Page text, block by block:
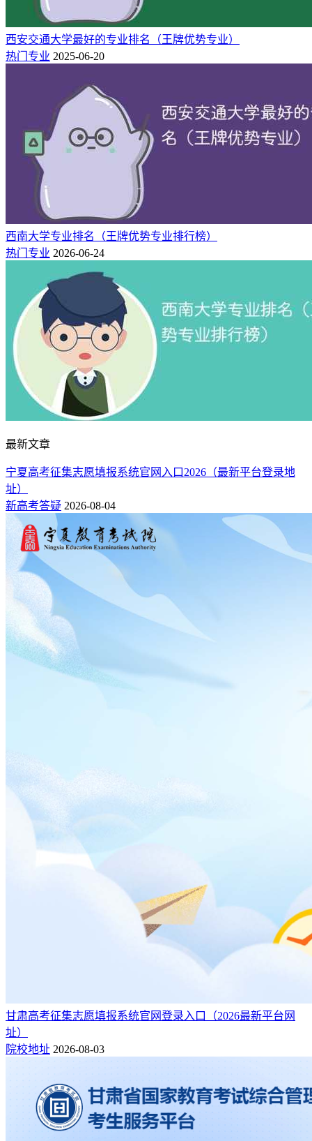
样冒起来了，宠物医生、宠物医院、宠物美容等，据不完全统
计，宠物工作人员月薪在万元左右。
宠物经济呈现爆棚式增长，由此也带动了“动物医学”专业。
据阳光高考信息平台数据显示，动物医学专业的毕业生规模在
7000-8000人，本科就业率85%-90%。
动物医学专业是以生物学为基础，它的基本任务是有效地防治
禽兽、伴侣动物、医学实验动物及其它观赏动物疾病。它是生
物医学及社会预防医学的重要组成部分。
动物医学专业不是医学类专业，一般医学专业都得是研究生之
类的专业，但是宠物医学是不需要研究生的学历，所以这个专
业虽然选择的人比较少，但是对于当前的就业还是比较不错
的。
薪资待遇方面，不管是进宠物医院工作，还是自己开诊所，收
入各方面都不低。
6、听力与言语康复学专业
听力与语言康复学是二战后发展快速的一门学科，主要研究听
2001年，浙江中医药大学首次招生听力学专业学生30人，如
今，听力学专业及相关专业一直是社会的稀缺性人才。
就业单位主要针对各级各类医疗康复机构、特殊教育学校等。
就业方向：本专业学生毕业后可到综合医院康复医学科、康复
中心（康复医院）从事康复治疗师技术工作，也可到疗养院、
西安交通大学最好的专业排名（王牌优势专业）
热门专业 2025-06-20
西南大学专业排名（王牌优势专业排行榜）
热门专业 2026-06-24
最新文章
宁夏高考征集志愿填报系统官网入口2026（最新平台登录地
址）
新高考答疑 2026-08-04
甘肃高考征集志愿填报系统官网登录入口（2026最新平台网
址）
院校地址 2026-08-03